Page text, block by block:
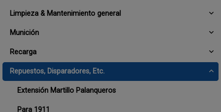
Limpieza & Mantenimiento general
Munición
Recarga
Repuestos, Disparadores, Etc.
Extensión Martillo Palanqueros
Para 1911